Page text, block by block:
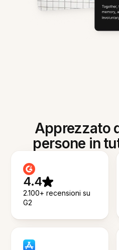
Apprezzato
persone in
4.4
2.100+ recensioni su
G2